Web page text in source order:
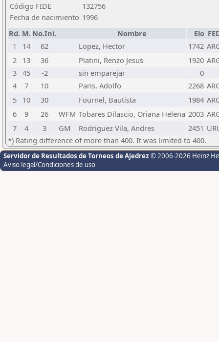
Código FIDE
132756
Fecha de nacimiento 1996
Rd. M. No.Ini. Nombre Elo
1
14 62 Lopez, Hector 1742
2
13 36 Platini, Renzo Jesus 1920
3 45 -2 sin emparejar
0
4
7 10 Paris, Adolfo 2268
5
10 30 Fournel, Bautista 1984
6
9 26 WFM Tobares Dilascio, Oriana Helena 2003
7
4 3 GM Rodriguez Vila, Andres 2451
*) Rating difference of more than 400. It was limited to 400.
Servidor de Resultados de Torneos de Ajedrez © 2006-2026 Heinz
Aviso legal/Condiciones de uso